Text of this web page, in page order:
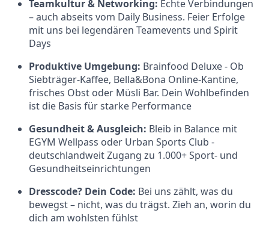
Teamkultur & Networking: Echte Verbindungen
– auch abseits vom Daily Business. Feier Erfolge
mit uns bei legendären Teamevents und Spirit
Days
Produktive Umgebung: Brainfood Deluxe - Ob
Siebträger-Kaffee, Bella&Bona Online-Kantine,
frisches Obst oder Müsli Bar. Dein Wohlbefinden
ist die Basis für starke Performance
Gesundheit & Ausgleich: Bleib in Balance mit
EGYM Wellpass oder Urban Sports Club -
deutschlandweit Zugang zu 1.000+ Sport- und
Gesundheitseinrichtungen
Dresscode? Dein Code: Bei uns zählt, was du
bewegst – nicht, was du trägst. Zieh an, worin du
dich am wohlsten fühlst